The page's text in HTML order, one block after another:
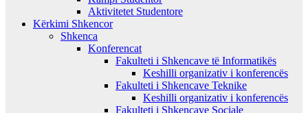
Aktivitetet Studentore
Kërkimi Shkencor
Shkenca
Konferencat
Fakulteti i Shkencave të Informatikës
Keshilli organizativ i konferencës
Fakulteti i Shkencave Teknike
Keshilli organizativ i konferencës
Fakulteti i Shkencave Sociale